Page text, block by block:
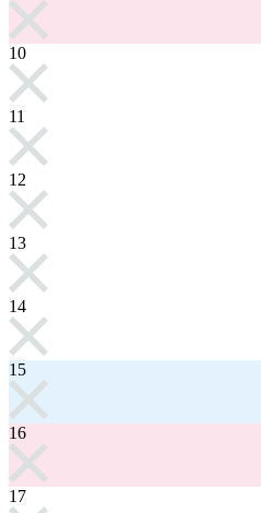
10
11
12
13
14
15
16
17